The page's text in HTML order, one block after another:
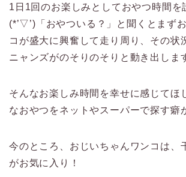
1日1回のお楽しみとしておやつ時間を
(*’▽’)「おやついる？」と聞くとまず
コが盛大に興奮して走り周り、その状
ニャンズがのそりのそりと動き出しま
そんなお楽しみ時間を幸せに感じてほ
なおやつをネットやスーパーで探す癖
今のところ、おじいちゃんワンコは、
がお気に入り！